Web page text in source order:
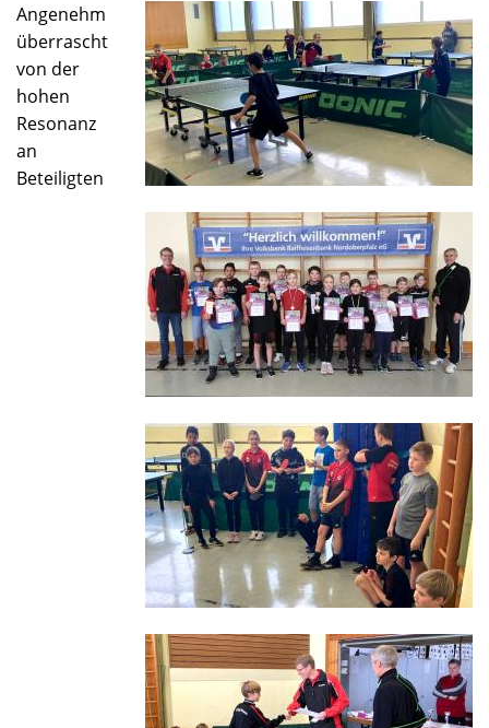
Angenehm
überrascht
von der
hohen
Resonanz
an
Beteiligten